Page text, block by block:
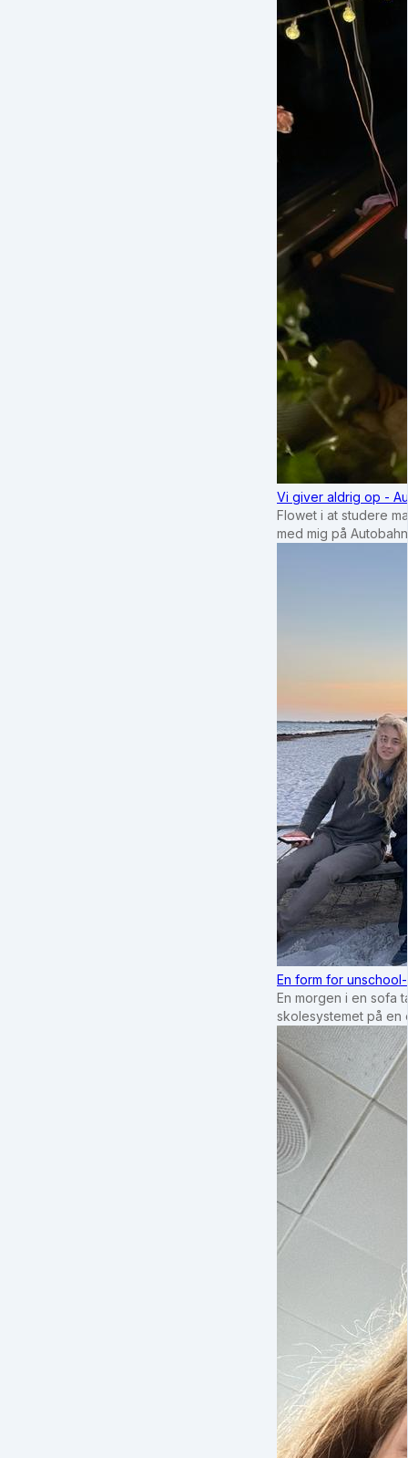
Vi giver aldrig op -
Flowet i at studere
med mig på
En form for
En morgen i en sofa
skolesystemet på en